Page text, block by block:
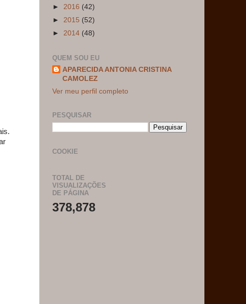
► 2016 (42)
► 2015 (52)
► 2014 (48)
QUEM SOU EU
APARECIDA ANTONIA CRISTINA
CAMOLEZ
Ver meu perfil completo
PESQUISAR
COOKIE
TOTAL DE
VISUALIZAÇÕES
DE PÁGINA
378,878